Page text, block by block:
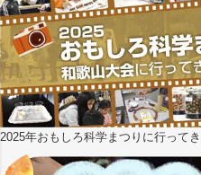
2025年おもしろ科学まつりに行って